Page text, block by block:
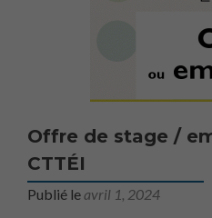
Offre de stage /
CTTÉI
Publié leavril 1, 2024